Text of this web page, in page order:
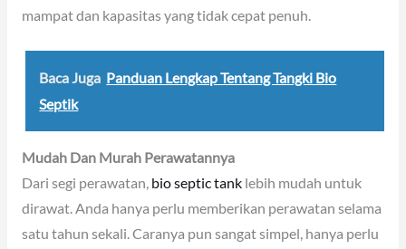
mampat dan kapasitas yang tidak cepat penuh.
Baca Juga Panduan Lengkap Tentang Tangki Bio
Septik
Mudah Dan Murah Perawatannya
Dari segi perawatan, bio septic tanklebih mudah untuk
dirawat. Anda hanya perlu memberikan perawatan selama
satu tahun sekali. Caranya pun sangat simpel, hanya perlu